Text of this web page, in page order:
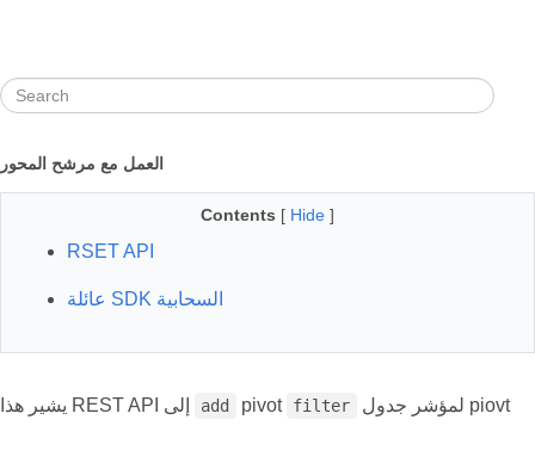
العمل مع مرشح المحور
Contents [ Hide ]
RSET API
عائلة SDK السحابية
add pivot filter لمؤشر جدول piovt